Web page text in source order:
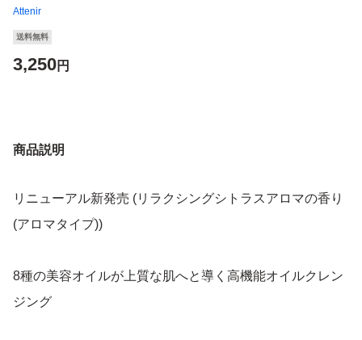
Attenir
送料無料
3,250円
商品説明
リニューアル新発売 (リラクシングシトラスアロマの香り
(アロマタイプ))
8種の美容オイルが上質な肌へと導く高機能オイルクレン
ジング